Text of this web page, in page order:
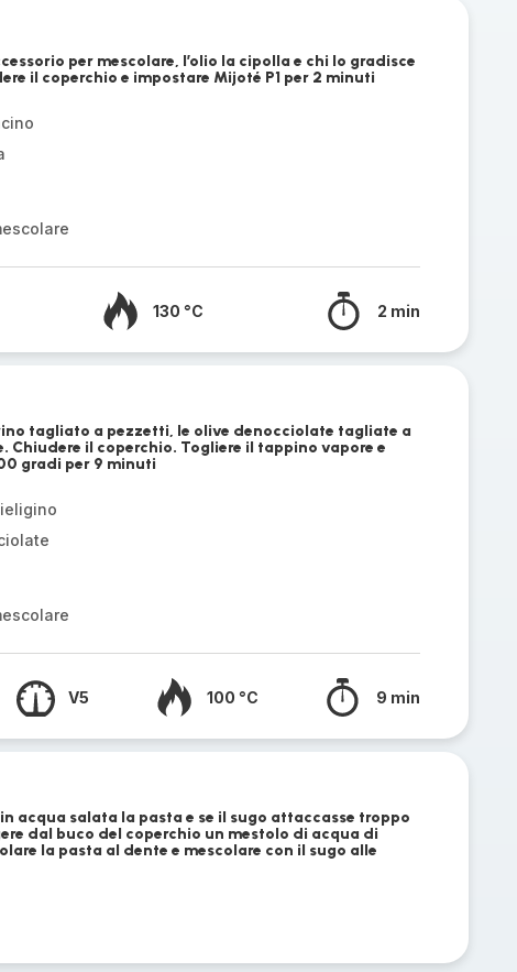
per mescolare, l’olio la cipolla e chi lo gradisce
il coperchio e impostare Mijoté P1 per 2 minuti
130 °C 2 min
tagliato a pezzetti, le olive denocciolate tagliate a
Chiudere il coperchio. Togliere il tappino vapore e
gradi per 9 minuti
V5 100 °C 9 min
acqua salata la pasta e se il sugo attaccasse troppo
dal buco del coperchio un mestolo di acqua di
la pasta al dente e mescolare con il sugo alle